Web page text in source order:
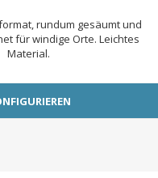
rundum gesäumt und
für windige Orte. Leichtes
Material.